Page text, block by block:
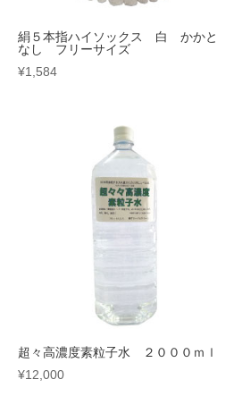
絹５本指ハイソックス 白 かかと
なし フリーサイズ
¥1,584
超々高濃度素粒子水 ２０００ｍｌ
¥12,000